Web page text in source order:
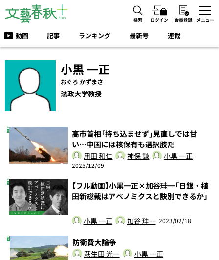
検索 ログイン 会員登録 メニュー
動画 記事 ランキング 最新号 連載
小黒 一正
おぐろ かずまさ
法政大学教授
高市首相「持ち込ませず」見直しでは甘
い…中国には核保有も選択肢だ
用田 和仁 神保 謙 小黒 一正
2025/12/09
【フル動画】小黒一正×加谷珪一「日銀・植
田新総裁はアベノミクスと訣別できるか」
小黒 一正 加谷 珪一 2023/02/18
防衛費大論争
萩生田 光一
小黒 一正